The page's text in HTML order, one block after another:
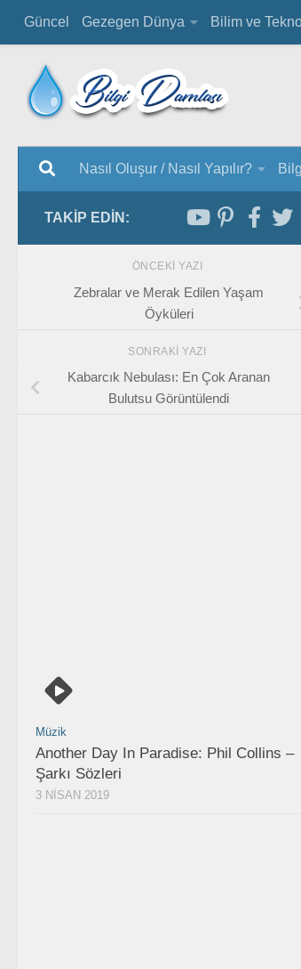
Güncel Gezegen Dünya Bilim ve
Nasıl Oluşur / Nasıl Yapılır?
TAKIP EDIN:
ÖNCEKI YAZI
Zebralar ve Merak Edilen Yaşam
Öyküleri
SONRAKI YAZI
Kabarcık Nebulası: En Çok Aranan
Bulutsu Görüntülendi
Müzik
Another Day In Paradise: Phil Collins –
Şarkı Sözleri
3 NISAN 2019